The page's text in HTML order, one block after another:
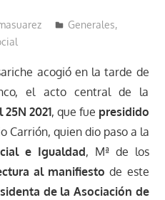
Generales,
acogió en la tarde de
el acto central de la
2021, que fue presidido
Carrión, quien dio paso a la
e Igualdad, Mª de los
al manifiesto de este
de la Asociación de